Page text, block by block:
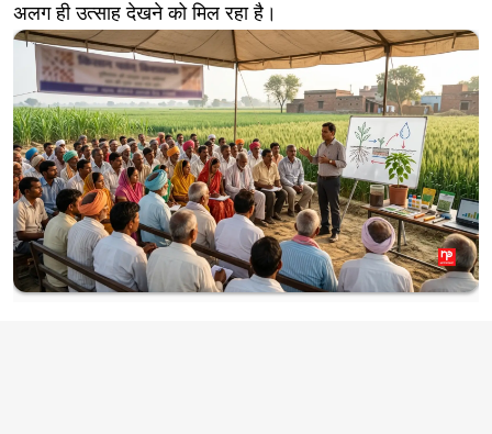
अलग ही उत्साह देखने को मिल रहा है।